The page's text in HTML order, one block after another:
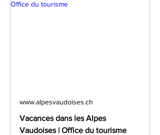
www.alpesvaudoises.ch
Vacances dans les Alpes
Vaudoises | Office du tourisme